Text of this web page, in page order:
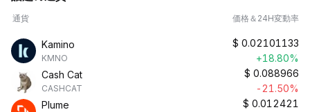
通貨 価格＆24H変動率
Kamino
KMNO
$ 0.02101133
+18.80%
Cash Cat
CASHCAT
$ 0.088966
-21.50%
Plume
$ 0.012421